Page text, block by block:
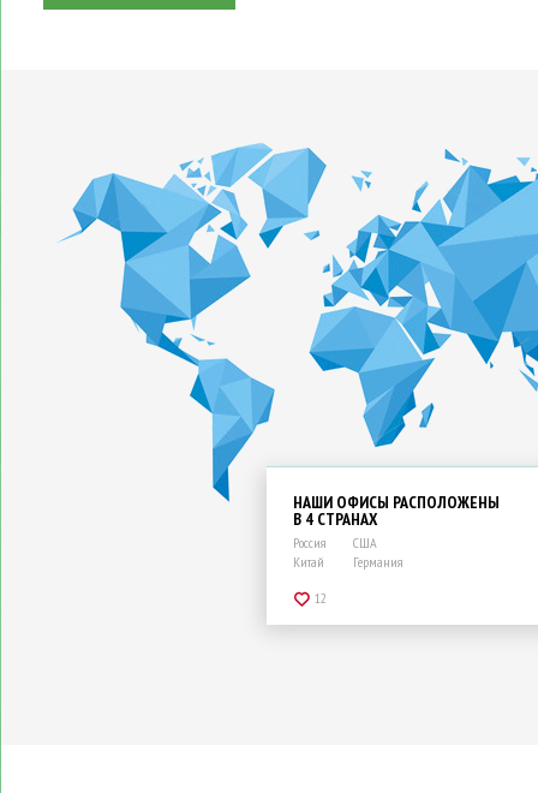
НАШИ ОФИСЫ РАСПОЛОЖЕНЫ
В 4 СТРАНАХ
Россия
Китай
США
Германия
12